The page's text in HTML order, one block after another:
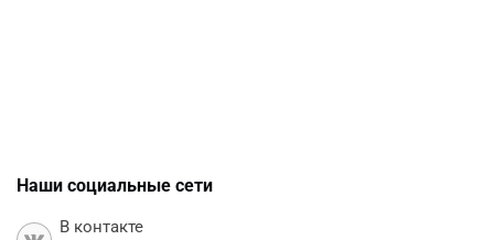
Наши социальные сети
В контакте